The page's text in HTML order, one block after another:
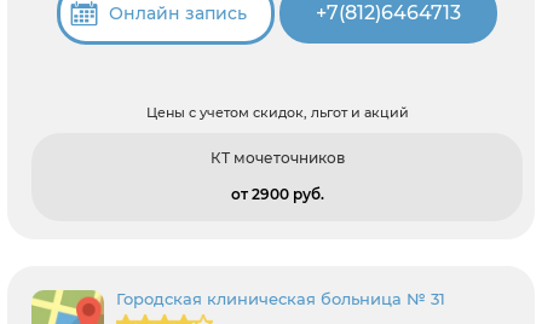
Онлайн запись +7(812)6464713
Цены с учетом скидок, льгот и акций
КТ мочеточников
от 2900 pуб.
Городская клиническая больница № 31